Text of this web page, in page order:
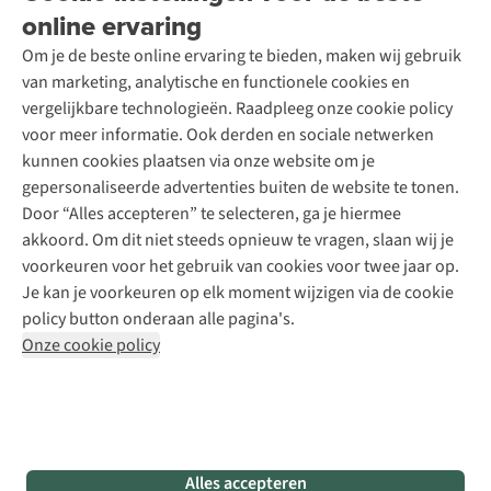
online ervaring
Om je de beste online ervaring te bieden, maken wij gebruik
van marketing, analytische en functionele cookies en
vergelijkbare technologieën. Raadpleeg onze cookie policy
voor meer informatie. Ook derden en sociale netwerken
kunnen cookies plaatsen via onze website om je
gepersonaliseerde advertenties buiten de website te tonen.
Door “Alles accepteren” te selecteren, ga je hiermee
akkoord. Om dit niet steeds opnieuw te vragen, slaan wij je
voorkeuren voor het gebruik van cookies voor twee jaar op.
Je kan je voorkeuren op elk moment wijzigen via de cookie
policy button onderaan alle pagina's.
Onze cookie policy
Alles accepteren
Contact
Toegankelijkheidsverklaring
Wasservice
Schoenonderhoud
Schoenherstelling
Kledingherstelling
Retouches
Voor bedrijven
Podcast
Explore Academy
Explore Camp
Gear Check
Inspiratie & advies
Meld je aan voor de nieuwsbrief
Follow us
Disclaimer Privacy Policy
Algemene voorwaarden
Cookie Policy